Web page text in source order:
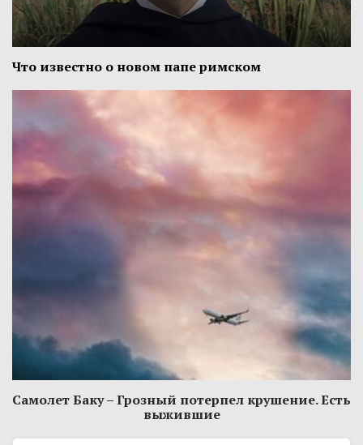
Что известно о новом папе римском
Самолет Баку – Грозный потерпел крушение. Есть
выжившие